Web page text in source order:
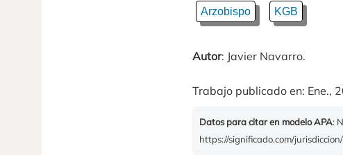
Arzobispo KGB
Autor: Javier Navarro.
Trabajo publicado en: Ene.,
Datos para citar en modelo APA:
https://significado.com/jurisdiccion/